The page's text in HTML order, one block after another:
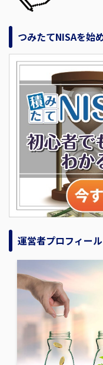
つみたてNISAを始
運営者プロフィール